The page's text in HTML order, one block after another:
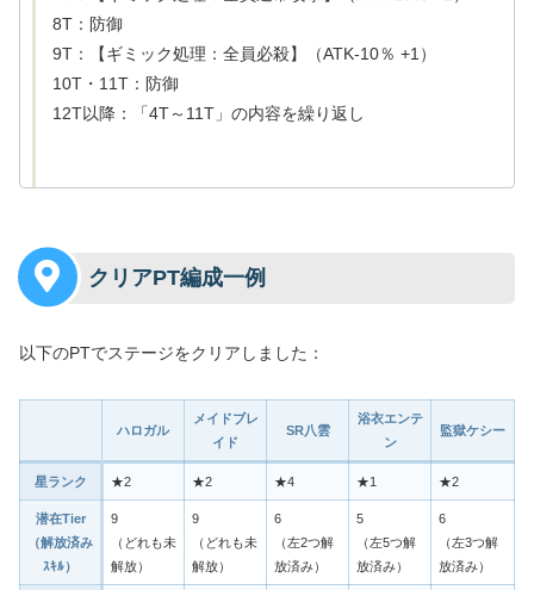
8T：防御
9T：【ギミック処理：全員必殺】（ATK-10％ +1）
10T・11T：防御
12T以降：「4T～11T」の内容を繰り返し
クリアPT編成一例
以下のPTでステージをクリアしました：
ハロガル
メイドブレ
イド
SR八雲
浴衣エンテ
ン
監獄ケシー
星ランク ★2 ★2 ★4 ★1 ★2
潜在Tier
（解放済み
ｽｷﾙ）
9
（どれも未
解放）
9
（どれも未
解放）
6
（左2つ解
放済み）
5
（左5つ解
放済み）
6
（左3つ解
放済み）